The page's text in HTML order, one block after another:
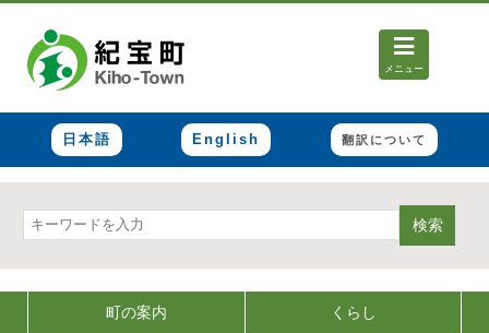
メニュー
日本語 English 翻訳について
検索
町の案内 くらし